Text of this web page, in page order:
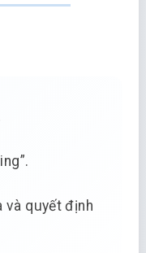
và quyết định